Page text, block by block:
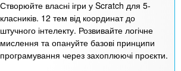
Створюйте власні ігри у Scratch для 5-
класників. 12 тем від координат до
штучного інтелекту. Розвивайте логічне
мислення та опануйте базові принципи
програмування через захоплюючі проєкти.